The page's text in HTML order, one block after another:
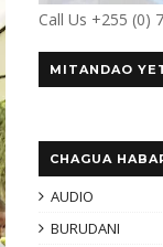
Call Us +255 (0)
MITANDAO
CHAGUA
AUDIO
BURUDANI